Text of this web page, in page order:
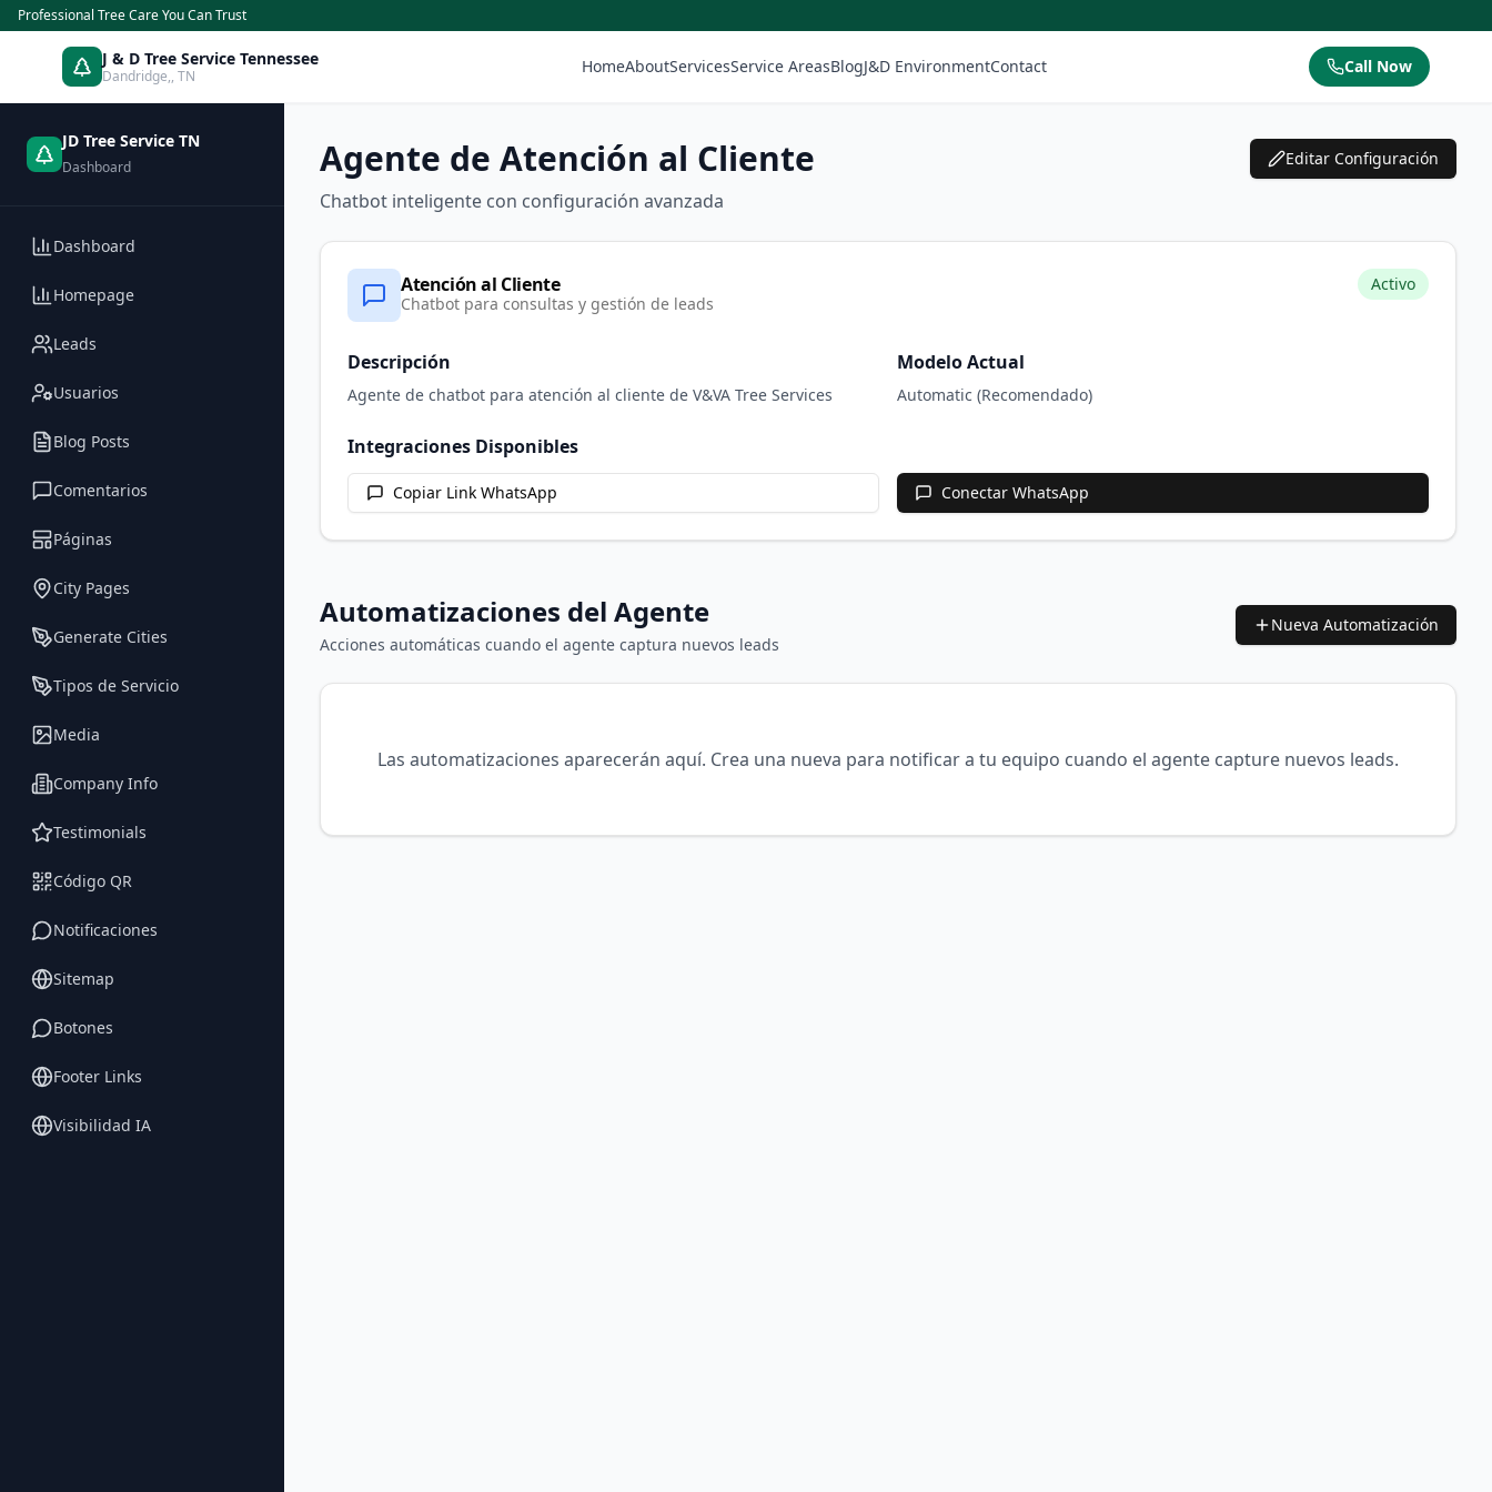
Professional Tree Care You Can Trust
J & D Tree Service Tennessee
Dandridge,, TN HomeAboutServicesService AreasBlogJ&D EnvironmentContact Call Now
JD Tree Service TN
Dashboard
Dashboard
Homepage
Leads
Usuarios
Blog Posts
Comentarios
Páginas
City Pages
Generate Cities
Tipos de Servicio
Media
Company Info
Testimonials
Código QR
Notificaciones
Sitemap
Botones
Footer Links
Visibilidad IA
Agente de Atención al Cliente
Chatbot inteligente con configuración avanzada
Editar Configuración
Atención al Cliente
Chatbot para consultas y gestión de leads
Activo
Descripción
Agente de chatbot para atención al cliente de V&VA Tree Services
Modelo Actual
Automatic (Recomendado)
Integraciones Disponibles
Copiar Link WhatsApp Conectar WhatsApp
Automatizaciones del Agente
Acciones automáticas cuando el agente captura nuevos leads
Nueva Automatización
Las automatizaciones aparecerán aquí. Crea una nueva para notificar a tu equipo cuando el agente capture nuevos leads.